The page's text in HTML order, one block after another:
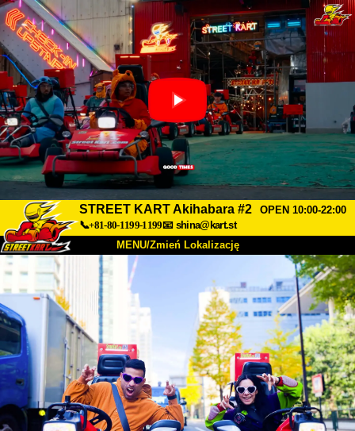
STREET KART Akihabara #2
OPEN 10:00-22:00
📞+81-80-1199-1199📧 shina@kart.st
MENU/Zmień Lokalizację
O nas Specyfikacja Cena
Dojazd FAQ
Firma Rezerwacja
Zmień Lokalizację
Tokyo Shinagawa Tokyo Akihabara#1